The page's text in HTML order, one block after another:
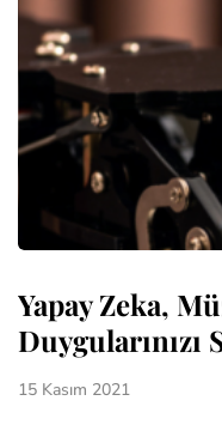
Yapay Zeka,
15 Kasım 2021